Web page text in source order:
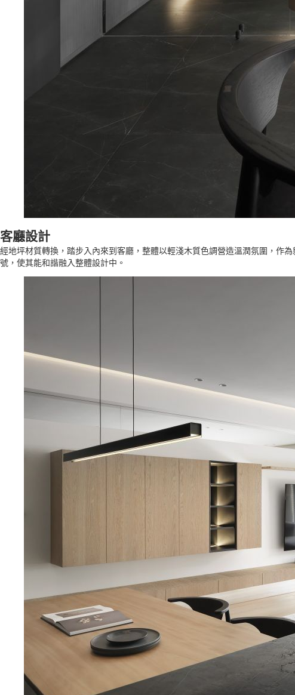
客廳設計
經地坪材質轉換，踏步入內來到客廳，整體以輕淺木質色調營造溫潤氛圍，作
號，使其能和諧融入整體設計中。